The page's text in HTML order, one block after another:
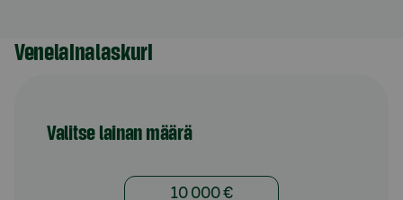
Venelainalaskuri
Valitse lainan määrä